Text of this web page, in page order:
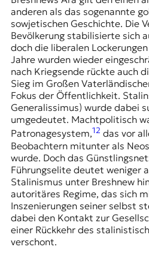
anderen als das sogenannte
sowjetischen Geschichte. Die
Bevölkerung stabilisierte sich
doch die liberalen
Jahre wurden wieder
nach Kriegsende rückte auch
Sieg im Großen
Fokus der Öffentlichkeit.
Generalissimus) wurde dabei
umgedeutet. Machtpolitisch
Patronagesystem,12 das vor
Beobachtern mitunter als
wurde. Doch das
Führungselite deutet weniger
Stalinismus unter Breshnew
autoritäres Regime, das sich
Inszenierungen seiner selbst
dabei den Kontakt zur
einer Rückkehr des
verschont.